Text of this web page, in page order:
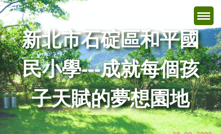
跳
主
要
內
容
區
新北市石碇區和平國
民小學---成就每個孩
子天賦的夢想園地